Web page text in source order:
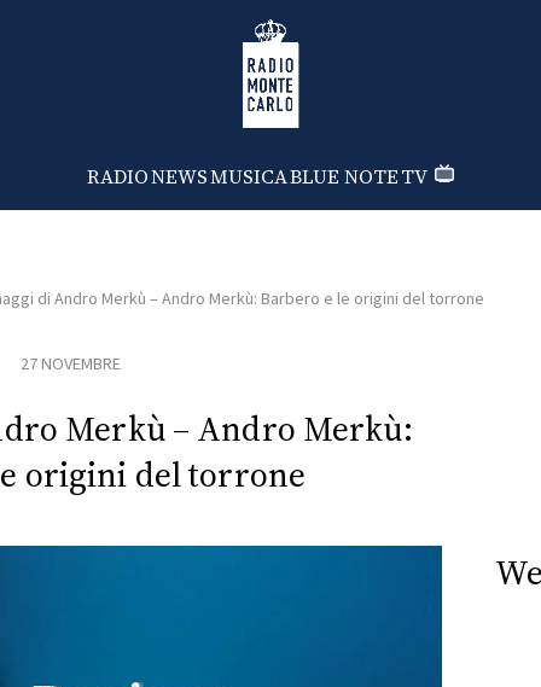
Radio Monte Carlo
RADIONEWSMUSICABLUE NOTETV
di Andro Merkù – Andro Merkù: Barbero e le origini del torrone
27 NOVEMBRE
Merkù – Andro Merkù:
origini del torrone